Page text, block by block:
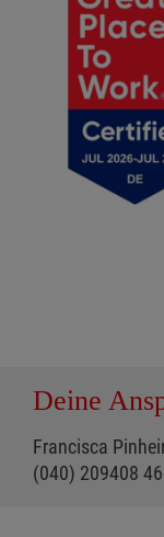
Deine
Francisca
(040) 209408